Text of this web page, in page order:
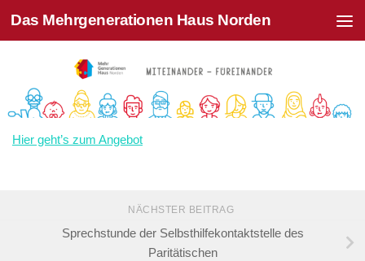
Zum Inhalt springen
Das Mehrgenerationen Haus Norden
Hier geht’s zum Angebot
NÄCHSTER BEITRAG
Sprechstunde der Selbsthilfekontaktstelle des
Paritätischen